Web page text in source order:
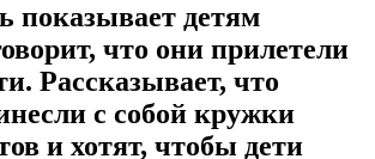
показывает детям
что они прилетели
Рассказывает, что
с собой кружки
и хотят, чтобы дети